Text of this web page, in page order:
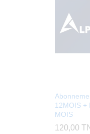
12MOIS +
MOIS
120,00